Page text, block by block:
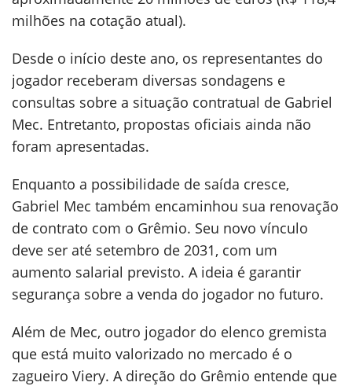
milhões na cotação atual).
Desde o início deste ano, os representantes do
jogador receberam diversas sondagens e
consultas sobre a situação contratual de Gabriel
Mec. Entretanto, propostas oficiais ainda não
foram apresentadas.
Enquanto a possibilidade de saída cresce,
Gabriel Mec também encaminhou sua renovação
de contrato com o Grêmio. Seu novo vínculo
deve ser até setembro de 2031, com um
aumento salarial previsto. A ideia é garantir
segurança sobre a venda do jogador no futuro.
Além de Mec, outro jogador do elenco gremista
que está muito valorizado no mercado é o
zagueiro Viery. A direção do Grêmio entende que